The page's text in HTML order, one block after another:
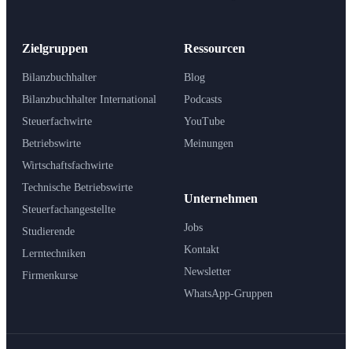
Zielgruppen
Bilanzbuchhalter
Bilanzbuchhalter International
Steuerfachwirte
Betriebswirte
Wirtschaftsfachwirte
Technische Betriebswirte
Steuerfachangestellte
Studierende
Lerntechniken
Firmenkurse
Ressourcen
Blog
Podcasts
YouTube
Meinungen
Unternehmen
Jobs
Kontakt
Newsletter
WhatsApp-Gruppen